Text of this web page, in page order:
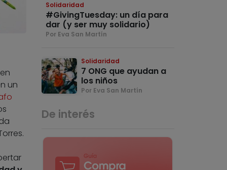
un
Solidaridad
#GivingTuesday: un día para
dar (y ser muy solidario)
Por Eva San Martín
Solidaridad
7 ONG que ayudan a
los niños
Por Eva San Martín
De interés